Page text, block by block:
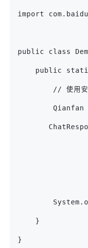
import
public class
public
// 使用
Qianfan
    }
}